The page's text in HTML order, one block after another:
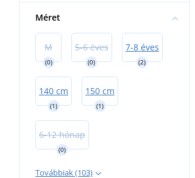
Méret
M
(0)
5-6 éves
(0)
7-8 éves
(2)
140 cm
(1)
150 cm
(1)
6-12 hónap
(0)
Továbbiak (103)